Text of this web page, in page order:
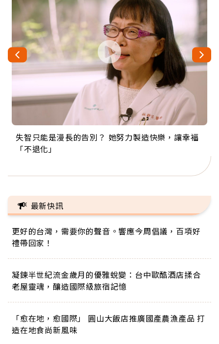
失智只能是漫長的告別？ 她努力製造快樂，讓幸福
「不退化」
來自剛果的巧克力神父 為台灣奉獻36年 「台灣是我
的家，我連作夢都講台語！」
63歲卸矽谷副總、搬回台灣找快樂！「蛋黃哥小
丑」走進安養院，逗樂上萬爺奶：退休後才開始真
104歲打破金氏世界紀錄 成為全球最年長羽球選
手，分享長壽的秘密原來是「這個」
事業巔峰他選擇追夢…黑手阿伯拉小提琴還登上小
巨蛋！連CNN都大讚！
最新快訊
更好的台灣，需要你的聲音。響應今周倡議，百項好
禮帶回家！
凝鍊半世紀流金歲月的優雅蛻變：台中歐酷酒店揉合
老屋靈魂，釀造國際級旅宿記憶
「愈在地，愈國際」 圓山大飯店推廣國產農漁產品 打
造在地食尚新風味